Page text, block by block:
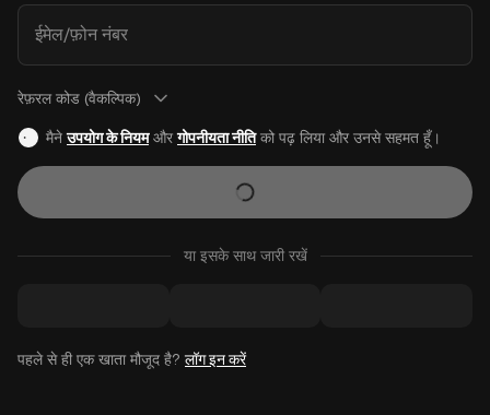
ईमेल/फ़ोन नंबर
रेफ़रल कोड (वैकल्पिक)
मैनेउपयोग के नियमऔरगोपनीयता नीतिको पढ़ लिया और उनसे सहमत हूँ।
या इसके साथ जारी रखें
पहले से ही एक खाता मौजूद है? लॉग इन करें